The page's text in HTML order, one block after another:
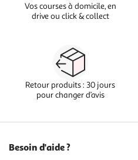
Vos courses à domicile, en
drive ou click & collect
Retour produits : 30 jours
pour changer d’avis
Besoin d'aide ?